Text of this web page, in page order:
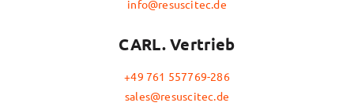
info@resuscitec.de
CARL. Vertrieb
+49 761 557769-286
sales@resuscitec.de